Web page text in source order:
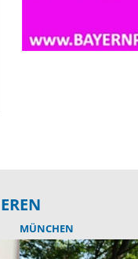
MÜNCHEN